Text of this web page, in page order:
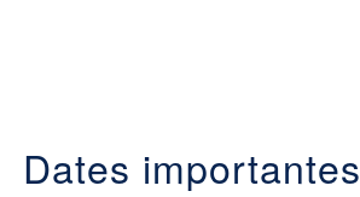
Dates importantes